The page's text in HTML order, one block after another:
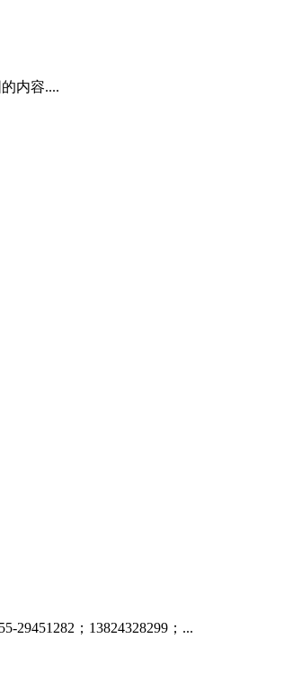
内容....
；13824328299；...